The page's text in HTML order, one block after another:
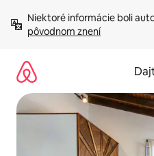
obsah.
Niektoré informácie boli
pôvodnom znení